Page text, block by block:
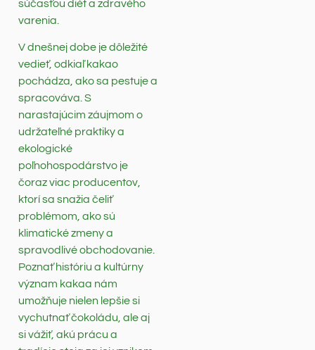
súčasťou diét a zdravého
varenia.
V dnešnej dobe je dôležité
vedieť, odkiaľ kakao
pochádza, ako sa pestuje a
spracováva. S
narastajúcim záujmom o
udržateľné praktiky a
ekologické
poľnohospodárstvo je
čoraz viac producentov,
ktorí sa snažia čeliť
problémom, ako sú
klimatické zmeny a
spravodlivé obchodovanie.
Poznať históriu a kultúrny
význam kakaa nám
umožňuje nielen lepšie si
vychutnať čokoládu, ale aj
si vážiť, akú prácu a